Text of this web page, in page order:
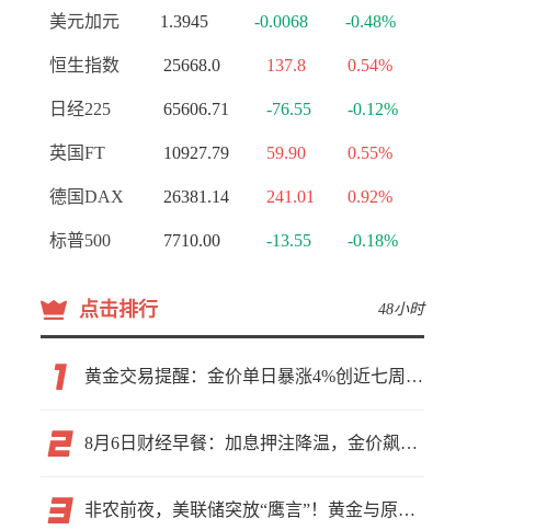
美元加元 1.3945 -0.0068 -0.48%
恒生指数 25668.0 137.8 0.54%
日经225 65606.71 -76.55 -0.12%
英国FT 10927.79 59.90 0.55%
德国DAX 26381.14 241.01 0.92%
标普500 7710.00 -13.55 -0.18%
点击排行 48小时
黄金交易提醒：金价单日暴涨4%创近七周新高，加息预期降温叠加霍尔木兹“暂停信号”，牛市重启了？
8月6日财经早餐：加息押注降温，金价飙升至近两个月高位，地缘缓和预期，美油75关口拉锯
非农前夜，美联储突放“鹰言”！黄金与原油为何联手反攻？